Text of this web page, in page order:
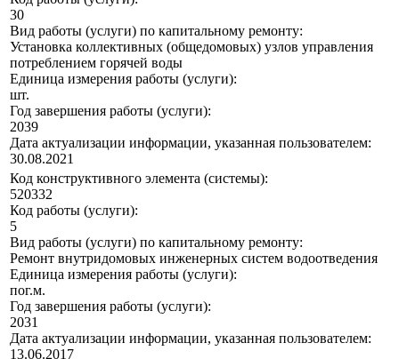
30
Вид работы (услуги) по капитальному ремонту:
Установка коллективных (общедомовых) узлов управления
потреблением горячей воды
Единица измерения работы (услуги):
шт.
Год завершения работы (услуги):
2039
Дата актуализации информации, указанная пользователем:
30.08.2021
Код конструктивного элемента (системы):
520332
Код работы (услуги):
5
Вид работы (услуги) по капитальному ремонту:
Ремонт внутридомовых инженерных систем водоотведения
Единица измерения работы (услуги):
пог.м.
Год завершения работы (услуги):
2031
Дата актуализации информации, указанная пользователем:
13.06.2017